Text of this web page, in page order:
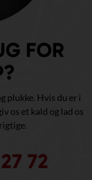
FOR
plukke. Hvis du er i
os et kald og lad os
72